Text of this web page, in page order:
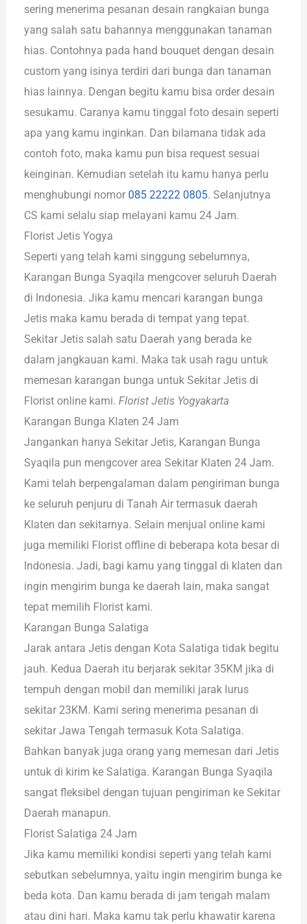
sering menerima pesanan desain rangkaian bunga
yang salah satu bahannya menggunakan tanaman
hias. Contohnya pada hand bouquet dengan desain
custom yang isinya terdiri dari bunga dan tanaman
hias lainnya. Dengan begitu kamu bisa order desain
sesukamu. Caranya kamu tinggal foto desain seperti
apa yang kamu inginkan. Dan bilamana tidak ada
contoh foto, maka kamu pun bisa request sesuai
keinginan. Kemudian setelah itu kamu hanya perlu
menghubungi nomor 085 22222 0805. Selanjutnya
CS kami selalu siap melayani kamu 24 Jam.
Florist Jetis Yogya
Seperti yang telah kami singgung sebelumnya,
Karangan Bunga Syaqila mengcover seluruh Daerah
di Indonesia. Jika kamu mencari karangan bunga
Jetis maka kamu berada di tempat yang tepat.
Sekitar Jetis salah satu Daerah yang berada ke
dalam jangkauan kami. Maka tak usah ragu untuk
memesan karangan bunga untuk Sekitar Jetis di
Florist online kami.Florist Jetis Yogyakarta
Karangan Bunga Klaten 24 Jam
Jangankan hanya Sekitar Jetis, Karangan Bunga
Syaqila pun mengcover area Sekitar Klaten 24 Jam.
Kami telah berpengalaman dalam pengiriman bunga
ke seluruh penjuru di Tanah Air termasuk daerah
Klaten dan sekitarnya. Selain menjual online kami
juga memiliki Florist offline di beberapa kota besar di
Indonesia. Jadi, bagi kamu yang tinggal di klaten dan
ingin mengirim bunga ke daerah lain, maka sangat
tepat memilih Florist kami.
Karangan Bunga Salatiga
Jarak antara Jetis dengan Kota Salatiga tidak begitu
jauh. Kedua Daerah itu berjarak sekitar 35KM jika di
tempuh dengan mobil dan memiliki jarak lurus
sekitar 23KM. Kami sering menerima pesanan di
sekitar Jawa Tengah termasuk Kota Salatiga.
Bahkan banyak juga orang yang memesan dari Jetis
untuk di kirim ke Salatiga. Karangan Bunga Syaqila
sangat fleksibel dengan tujuan pengiriman ke Sekitar
Daerah manapun.
Florist Salatiga 24 Jam
Jika kamu memiliki kondisi seperti yang telah kami
sebutkan sebelumnya, yaitu ingin mengirim bunga ke
beda kota. Dan kamu berada di jam tengah malam
atau dini hari. Maka kamu tak perlu khawatir karena